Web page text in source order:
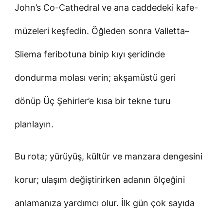
John’s Co-Cathedral ve ana caddedeki kafe-
müzeleri keşfedin. Öğleden sonra Valletta–
Sliema feribotuna binip kıyı şeridinde
dondurma molası verin; akşamüstü geri
dönüp Üç Şehirler’e kısa bir tekne turu
planlayın.
Bu rota; yürüyüş, kültür ve manzara dengesini
korur; ulaşım değiştirirken adanın ölçeğini
anlamanıza yardımcı olur. İlk gün çok sayıda